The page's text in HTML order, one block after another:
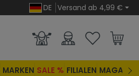
DE Versand ab 4,99 €
MARKEN SALE % FILIALEN MAGAZIN